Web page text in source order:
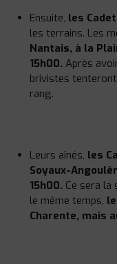
Ensuite, les
les terrains. Les
Nantais, à la
15h00. Après
brivistes tenteront
rang.
Leurs aînés, les
Soyaux-
15h00. Ce sera la
le même temps,
Charente, mais